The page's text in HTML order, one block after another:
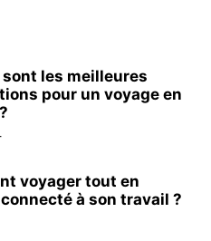
les meilleures
pour un voyage en
voyager tout en
à son travail ?